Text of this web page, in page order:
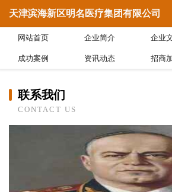
天津滨海新区明名医疗集团有限公司
网站首页 企业简介 企业
成功案例 资讯动态 招商
联系我们
CONTACT US